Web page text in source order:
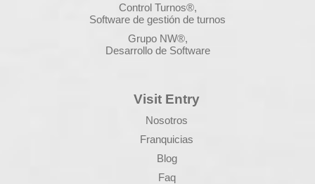
Control Turnos®,
Software de gestión de turnos
Grupo NW®,
Desarrollo de Software
Visit Entry
Nosotros
Franquicias
Blog
Faq